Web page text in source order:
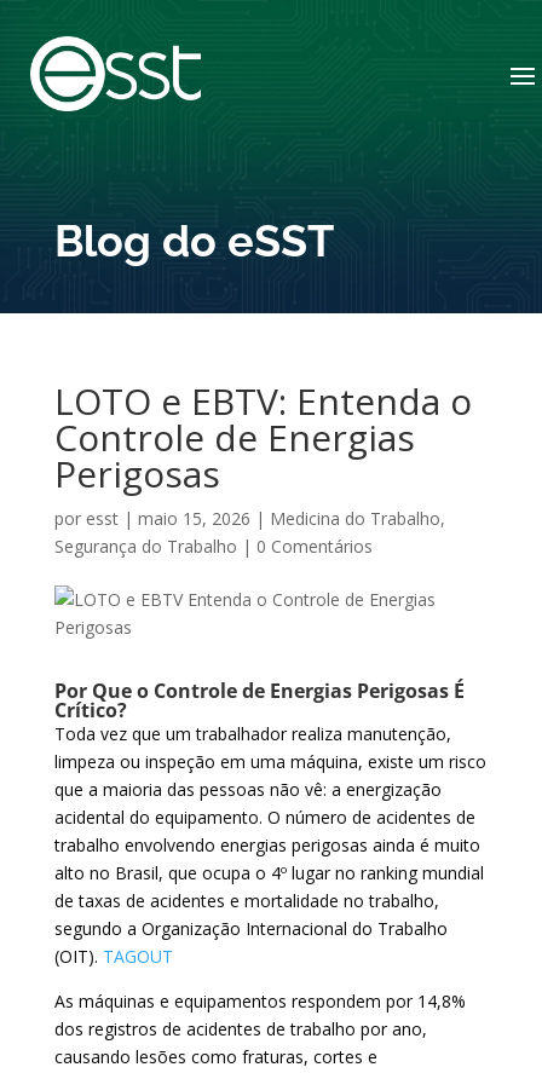
Blog do eSST
LOTO e EBTV: Entenda o
Controle de Energias
Perigosas
por esst| maio 15, 2026 | Medicina do Trabalho,
Segurança do Trabalho | 0 Comentários
Por Que o Controle de Energias Perigosas É
Crítico?
Toda vez que um trabalhador realiza manutenção,
limpeza ou inspeção em uma máquina, existe um risco
que a maioria das pessoas não vê: a energização
acidental do equipamento. O número de acidentes de
trabalho envolvendo energias perigosas ainda é muito
alto no Brasil, que ocupa o 4º lugar no ranking mundial
de taxas de acidentes e mortalidade no trabalho,
segundo a Organização Internacional do Trabalho
(OIT). TAGOUT
As máquinas e equipamentos respondem por 14,8%
dos registros de acidentes de trabalho por ano,
causando lesões como fraturas, cortes e